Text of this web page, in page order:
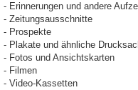
- Erinnerungen und andere
- Zeitungsausschnitte
- Prospekte
- Plakate und ähnliche
- Fotos und Ansichtskarten
- Filmen
- Video-Kassetten